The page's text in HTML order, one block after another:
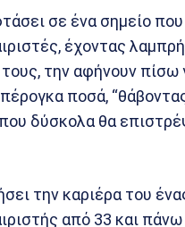
σε ένα σημείο που
έχοντας
την αφήνουν πίσω
ποσά,
δύσκολα θα
την καριέρα του
από 33 και πάνω